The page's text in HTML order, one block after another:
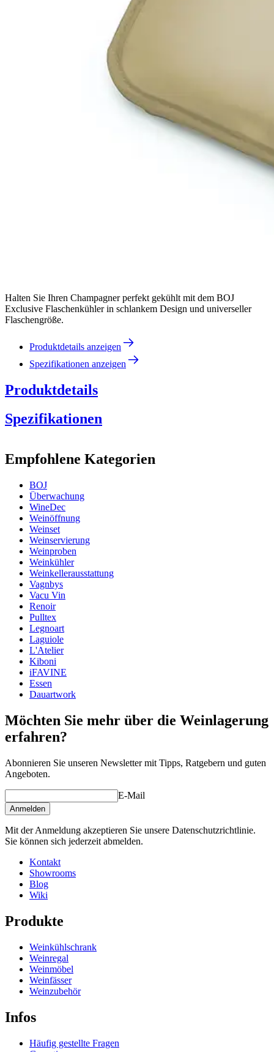
Halten Sie Ihren Champagner perfekt gekühlt mit dem BOJ
Exclusive Flaschenkühler in schlankem Design und universeller
Flaschengröße.
Produktdetails anzeigen
Spezifikationen anzeigen
Produktdetails
Spezifikationen
Produktnummer1237004
Abmessungen (BxHxT cm)
Gewicht (kg)
Höhe (cm)27
Tiefe (cm)
Empfohlene Kategorien
BOJ
Überwachung
WineDec
Weinöffnung
Weinset
Weinservierung
Weinproben
Weinkühler
Weinkellerausstattung
Vagnbys
Vacu Vin
Renoir
Pulltex
Legnoart
Laguiole
L'Atelier
Kiboni
iFAVINE
Essen
Dauartwork
Möchten Sie mehr über die Weinlagerung
erfahren?
Abonnieren Sie unseren Newsletter mit Tipps, Ratgebern und guten
Angeboten.
E-Mail
Anmelden
Mit der Anmeldung akzeptieren Sie unsere Datenschutzrichtlinie.
Sie können sich jederzeit abmelden.
Kontakt
Showrooms
Blog
Wiki
Produkte
Weinkühlschrank
Weinregal
Weinmöbel
Weinfässer
Weinzubehör
Infos
Häufig gestellte Fragen